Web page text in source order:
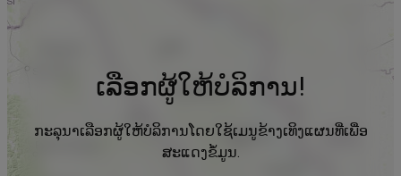
ເລືອກຜູ້ໃຫ້ບໍລິການ!
ກະລຸນາເລືອກຜູ້ໃຫ້ບໍລິການໂດຍໃຊ້ເມນູຂ້າງເທິງແຜນທີ່ເພື່ອ
ສະແດງຂໍ້ມູນ.